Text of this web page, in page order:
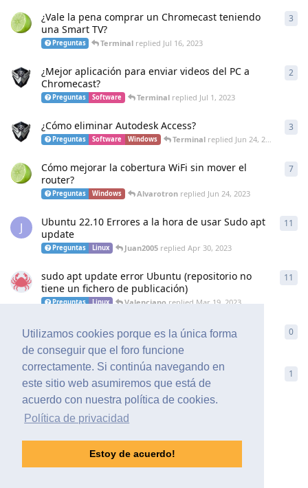
Utilizamos cookies porque es la única forma
de conseguir que el foro funcione
correctamente. Si continúa navegando en
este sitio web asumiremos que está de
acuerdo con nuestra política de cookies.
Política de privacidad
Estoy de acuerdo!
¿Vale la pena comprar un Chromecast teniendo
una Smart TV?
Preguntas Terminal replied Jul 16, 2023
3
¿Mejor aplicación para enviar videos del PC a
Chromecast?
Preguntas Software Terminalreplied Jul 1, 2023
2
¿Cómo eliminar Autodesk Access?
Preguntas Software Windows Terminal replied Jun 24, 2023
3
Cómo mejorar la cobertura WiFi sin mover el
router?
Preguntas Windows Alvarotronreplied Jun 24, 2023
7
J
Ubuntu 22.10 Errores a la hora de usar Sudo apt
update
Preguntas Linux Juan2005replied Apr 30, 2023
11
sudo apt update error Ubuntu (repositorio no
tiene un fichero de publicación)
Preguntas Linux Valenciano replied Mar 19, 2023
11
A problema Ubuntu 16.04 apt-get update
Preguntas Antonio715 started
0
P Tengo un problema con apt-get update en kali
Preguntas Seguridad Vadminreplied Feb 23, 2023
1